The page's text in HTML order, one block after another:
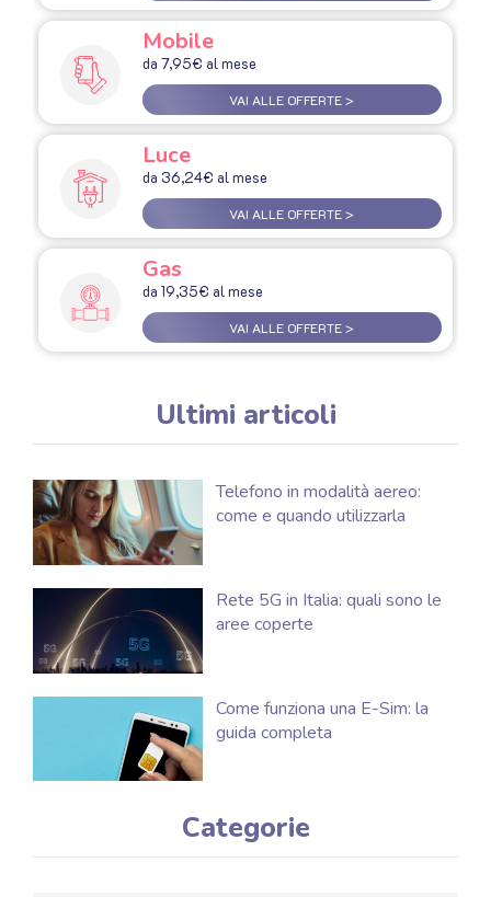
Mobile
da 7,95€ al mese
VAI ALLE OFFERTE >
Luce
da 36,24€ al mese
VAI ALLE OFFERTE >
Gas
da 19,35€ al mese
VAI ALLE OFFERTE >
Ultimi articoli
Telefono in modalità aereo:
come e quando utilizzarla
Rete 5G in Italia: quali sono le
aree coperte
Come funziona una E-Sim: la
guida completa
Categorie